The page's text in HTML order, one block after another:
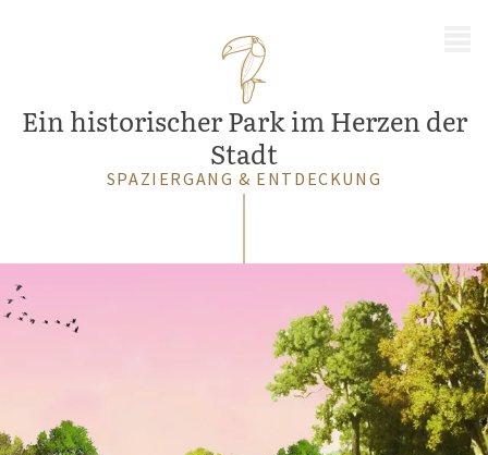
Ein historischer Park im Herzen der
Stadt
SPAZIERGANG & ENTDECKUNG